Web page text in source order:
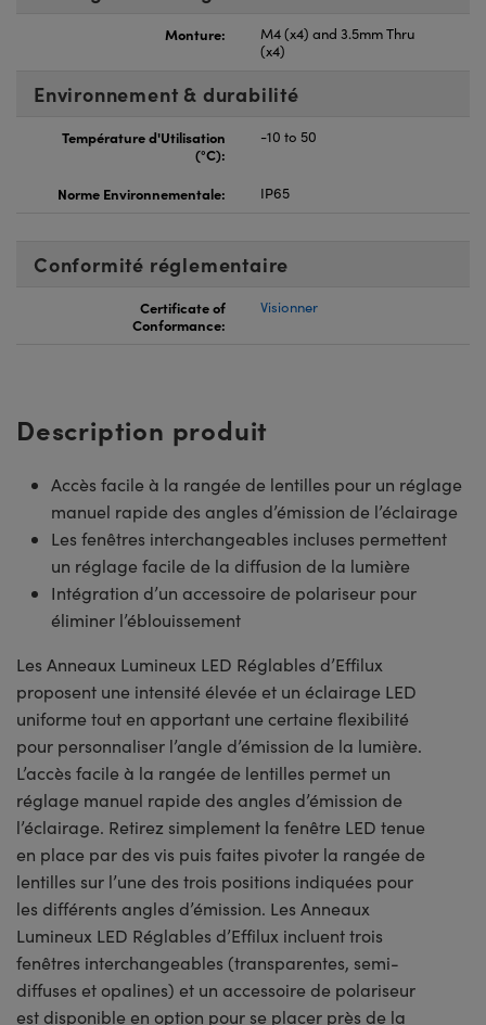
Monture:
M4 (x4) and 3.5mm Thru
(x4)
Environnement & durabilité
Température d'Utilisation
(°C):
-10 to 50
Norme Environnementale: IP65
Conformité réglementaire
Certificate of
Conformance:
Visionner
Description produit
Accès facile à la rangée de lentilles pour un réglage
manuel rapide des angles d’émission de l’éclairage
Les fenêtres interchangeables incluses permettent
un réglage facile de la diffusion de la lumière
Intégration d’un accessoire de polariseur pour
éliminer l’éblouissement
Les Anneaux Lumineux LED Réglables d’Effilux
proposent une intensité élevée et un éclairage LED
uniforme tout en apportant une certaine flexibilité
pour personnaliser l’angle d’émission de la lumière.
L’accès facile à la rangée de lentilles permet un
réglage manuel rapide des angles d’émission de
l’éclairage. Retirez simplement la fenêtre LED tenue
en place par des vis puis faites pivoter la rangée de
lentilles sur l’une des trois positions indiquées pour
les différents angles d’émission. Les Anneaux
Lumineux LED Réglables d’Effilux incluent trois
fenêtres interchangeables (transparentes, semi-
diffuses et opalines) et un accessoire de polariseur
est disponible en option pour se placer près de la